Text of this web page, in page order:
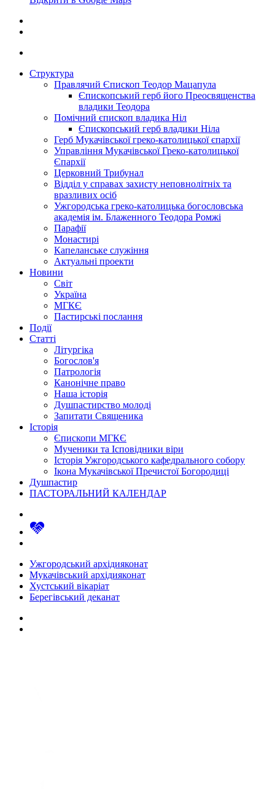
Структура
Правлячий Єпископ Теодор Мацапула
Єпископський герб його Преосвященства
владики Теодора
Помічний єпископ владика Ніл
Єпископський герб владики Ніла
Герб Мукачівської греко-католицької єпархії
Управління Мукачівської Греко-католицької
Єпархії
Церковний Трибунал
Відділ у справах захисту неповнолітніх та
вразливих осіб
Ужгородська греко-католицька богословська
академія ім. Блаженного Теодора Ромжі
Парафії
Монастирі
Капеланське служіння
Актуальні проекти
Новини
Світ
Україна
МГКЄ
Пастирські послання
Події
Статті
Літургіка
Богослов'я
Патрологія
Канонічне право
Наша історія
Душпастирство молоді
Запитати Священика
Історія
Єпископи МГКЄ
Мученики та Ісповідники віри
Історія Ужгородського кафедрального собору
Ікона Мукачівської Пречистої Богородиці
Душпастир
ПАСТОРАЛЬНИЙ КАЛЕНДАР
Ужгородський архідияконат
Мукачівський архідияконат
Хустський вікаріат
Берегівський деканат